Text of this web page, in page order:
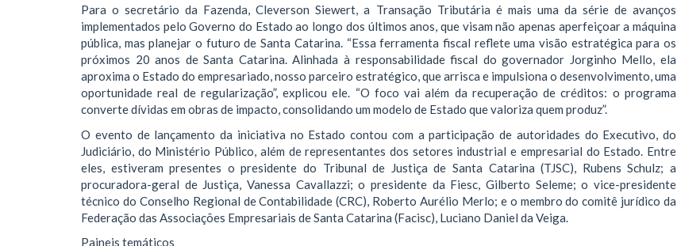
Para o secretário da Fazenda, Cleverson Siewert, a Transação Tributária é mais uma da série de avanços
implementados pelo Governo do Estado ao longo dos últimos anos, que visam não apenas aperfeiçoar a máquina
pública, mas planejar o futuro de Santa Catarina. “Essa ferramenta fiscal reflete uma visão estratégica para os
próximos 20 anos de Santa Catarina. Alinhada à responsabilidade fiscal do governador Jorginho Mello, ela
aproxima o Estado do empresariado, nosso parceiro estratégico, que arrisca e impulsiona o desenvolvimento, uma
oportunidade real de regularização”, explicou ele. “O foco vai além da recuperação de créditos: o programa
converte dívidas em obras de impacto, consolidando um modelo de Estado que valoriza quem produz”.
O evento de lançamento da iniciativa no Estado contou com a participação de autoridades do Executivo, do
Judiciário, do Ministério Público, além de representantes dos setores industrial e empresarial do Estado. Entre
eles, estiveram presentes o presidente do Tribunal de Justiça de Santa Catarina (TJSC), Rubens Schulz; a
procuradora-geral de Justiça, Vanessa Cavallazzi; o presidente da Fiesc, Gilberto Seleme; o vice-presidente
técnico do Conselho Regional de Contabilidade (CRC), Roberto Aurélio Merlo; e o membro do comitê jurídico da
Federação das Associações Empresariais de Santa Catarina (Facisc), Luciano Daniel da Veiga.
Paineis temáticos